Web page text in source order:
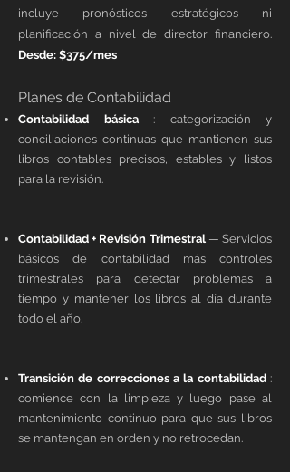
incluye pronósticos estratégicos ni
planificación a nivel de director financiero.
Desde: $375/mes
Planes de Contabilidad
Contabilidad básica
: categorización y
conciliaciones continuas que mantienen sus
libros contables precisos, estables y listos
para la revisión.
Contabilidad + Revisión Trimestral — Servicios
básicos de contabilidad más controles
trimestrales para detectar problemas a
tiempo y mantener los libros al día durante
todo el año.
Transición de correcciones a la contabilidad :
comience con la limpieza y luego pase al
mantenimiento continuo para que sus libros
se mantengan en orden y no retrocedan.